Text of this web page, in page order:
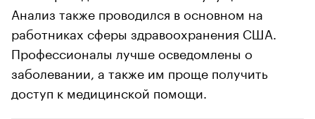
Анализ также проводился в основном на
работниках сферы здравоохранения США.
Профессионалы лучше осведомлены о
заболевании, а также им проще получить
доступ к медицинской помощи.